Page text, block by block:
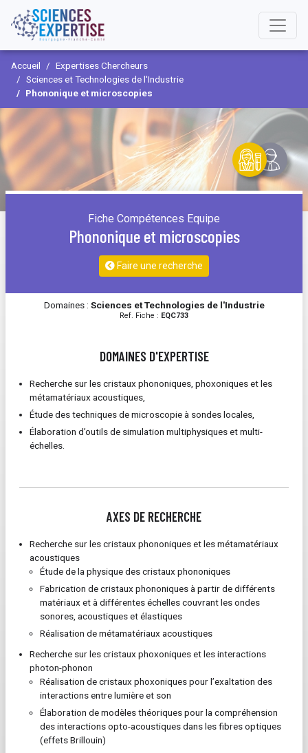
Accueil
Expertises Chercheurs
Sciences et Technologies de l'Industrie
Phononique et microscopies
Fiche Compétences Equipe
Phononique et microscopies
Faire une recherche
Domaines : Sciences et Technologies de l'Industrie
Ref. Fiche : EQC733
DOMAINES D'EXPERTISE
Recherche sur les cristaux phononiques, phoxoniques et les
métamatériaux acoustiques,
Étude des techniques de microscopie à sondes locales,
Élaboration d’outils de simulation multiphysiques et multi-
échelles.
AXES DE RECHERCHE
Recherche sur les cristaux phononiques et les métamatériaux
acoustiques
Étude de la physique des cristaux phononiques
Fabrication de cristaux phononiques à partir de différents
matériaux et à différentes échelles couvrant les ondes
sonores, acoustiques et élastiques
Réalisation de métamatériaux acoustiques
Recherche sur les cristaux phoxoniques et les interactions
photon-phonon
Réalisation de cristaux phoxoniques pour l’exaltation des
interactions entre lumière et son
Élaboration de modèles théoriques pour la compréhension
des interactions opto-acoustiques dans les fibres optiques
(effets Brillouin)